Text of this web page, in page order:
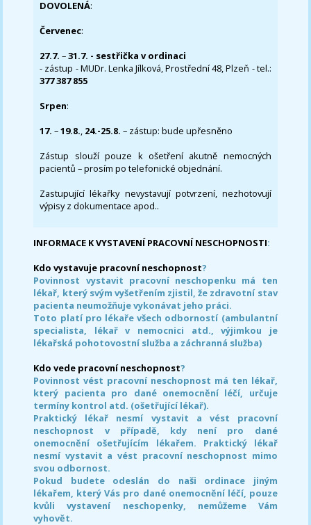
DOVOLENÁ:
Červenec:
27.7.–31.7. - sestřička v ordinaci
- zástup - MUDr. Lenka Jílková, Prostřední 48, Plzeň - tel.:
377 387 855
Srpen:
17. –19.8., 24.-25.8. – zástup: bude upřesněno
Zástup slouží pouze k ošetření akutně nemocných
pacientů – prosím po telefonické objednání.
Zastupující lékařky nevystavují potvrzení, nezhotovují
výpisy z dokumentace apod..
INFORMACE K VYSTAVENÍ PRACOVNÍ NESCHOPNOSTI:
Kdo vystavuje pracovní neschopnost?
Povinnost vystavit pracovní neschopenku má ten
lékař, který svým vyšetřením zjistil, že zdravotní stav
pacienta neumožňuje vykonávat jeho práci.
Toto platí pro lékaře všech odborností (ambulantní
specialista, lékař v nemocnici atd., výjimkou je
lékařská pohotovostní služba a záchranná služba)
Kdo vede pracovní neschopnost?
Povinnost vést pracovní neschopnost má ten lékař,
který pacienta pro dané onemocnění léčí, určuje
termíny kontrol atd. (ošetřující lékař).
Praktický lékař nesmí vystavit a vést pracovní
neschopnost v případě, kdy není pro dané
onemocnění ošetřujícím lékařem. Praktický lékař
nesmí vystavit a vést pracovní neschopnost mimo
svou odbornost.
Pokud budete odeslán do naši ordinace jiným
lékařem, který Vás pro dané onemocnění léčí, pouze
kvůli vystavení neschopenky, nemůžeme Vám
vyhovět.